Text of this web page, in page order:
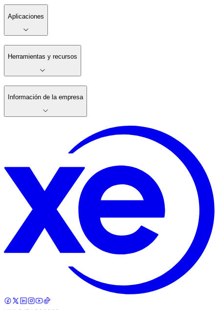
Aplicaciones
Herramientas y recursos
Información de la empresa